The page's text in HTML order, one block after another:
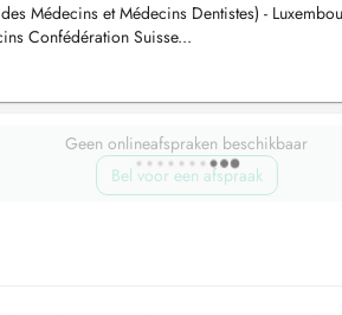
Médecins et Médecins Dentistes) -
Confédération Suisse...
Geen onlineafspraken beschikbaar
Bel voor een afspraak